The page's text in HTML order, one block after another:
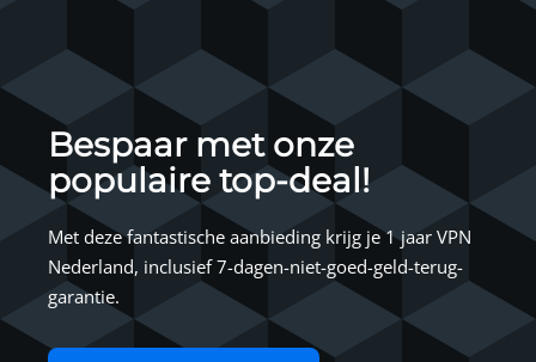
Bespaar met onze
populaire top-deal!
Met deze fantastische aanbieding krijg je 1 jaar VPN
Nederland, inclusief 7-dagen-niet-goed-geld-terug-
garantie.